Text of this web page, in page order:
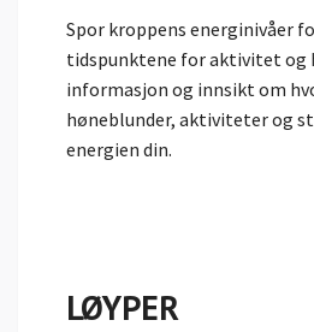
Spor kroppens energinivåer
tidspunktene for aktivitet og
informasjon og innsikt om
høneblunder, aktiviteter og
energien din.
LØYPER